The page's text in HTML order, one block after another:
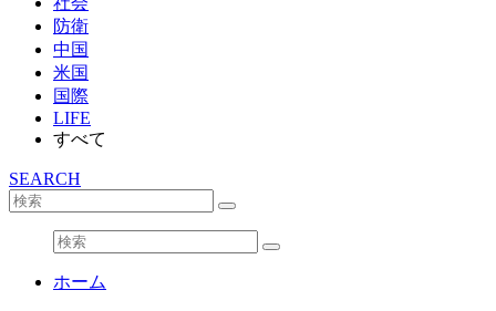
防衛
中国
米国
国際
LIFE
すべて
SEARCH
ホーム